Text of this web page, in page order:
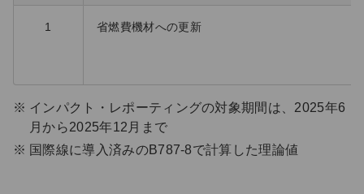
1 省燃費機材への更新
インパクト・レポーティングの対象期間は、2025年6
月から2025年12月まで
国際線に導入済みのB787-8で計算した理論値